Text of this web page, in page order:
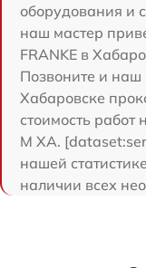
оборудования и
наш мастер
FRANKE в
Позвоните и наш
Хабаровске
стоимость работ
M XA.
нашей
наличии всех